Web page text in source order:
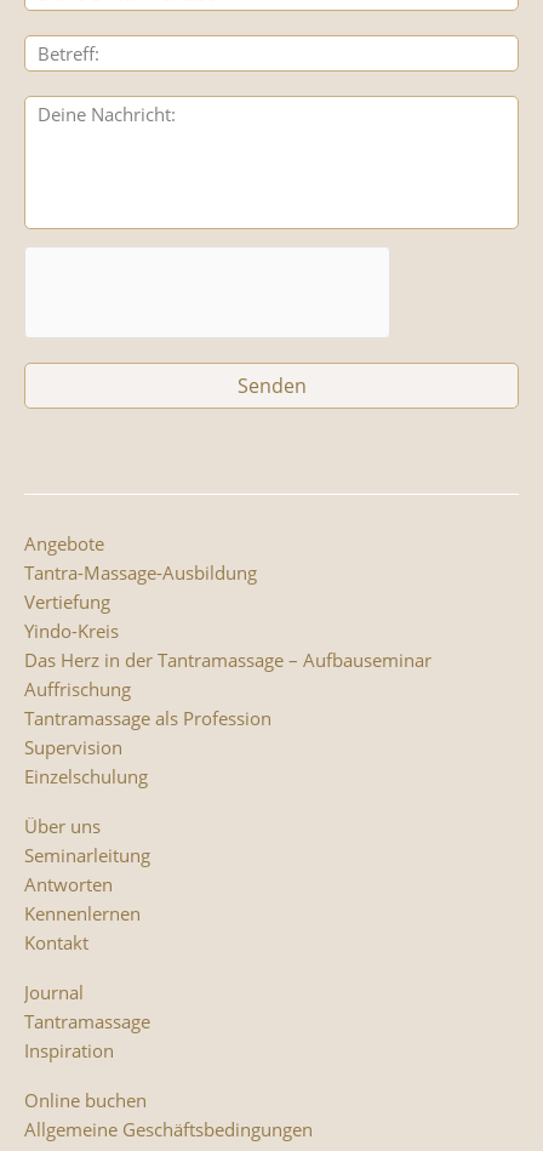
Angebote
Tantra-Massage-Ausbildung
Vertiefung
Yindo-Kreis
Das Herz in der Tantramassage – Aufbauseminar
Auffrischung
Tantramassage als Profession
Supervision
Einzelschulung
Über uns
Seminarleitung
Antworten
Kennenlernen
Kontakt
Journal
Tantramassage
Inspiration
Online buchen
Allgemeine Geschäftsbedingungen